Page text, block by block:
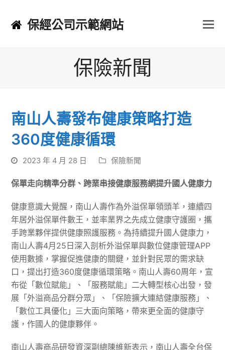
保經公司示範網站
保險新聞
南山人壽發布健康策略打造
360度健康循環
2023 年 4 月 28 日 保險新聞
保單走向精準分群、跨業串接健康服務網提升國人健康力
健康意識大覺醒，南山人壽作為外溢保單領頭羊，連續四
年居外溢保單件數王，並率業界之先成立健康守護圈，攜
手跨業夥伴提供健康照護服務。為持續提升國人健康力，
南山人壽4月25日深入剖析外溢保單與數位健康管理APP
使用數據，掌握促進健康的關鍵，並針對民眾的需求缺
口，提出打造360度健康循環策略。南山人壽60周年，宣
布從「數位賦能」、「服務賦能」二大轉型核心出發，發
展「外溢商品分群分眾」、「保險擴大連結健康服務」、
「數位工具優化」三大面向策略，帶來更全面的健康守
護，作國人的健康夥伴。
南山人壽商品研發資深副總陳維新表示，南山人壽全台保